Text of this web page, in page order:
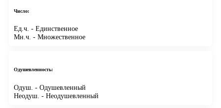
Число:
Ед.ч. - Единственное
Мн.ч. - Множественное
Одушевленность:
Одуш. - Одушевленный
Неодуш. - Неодушевленный